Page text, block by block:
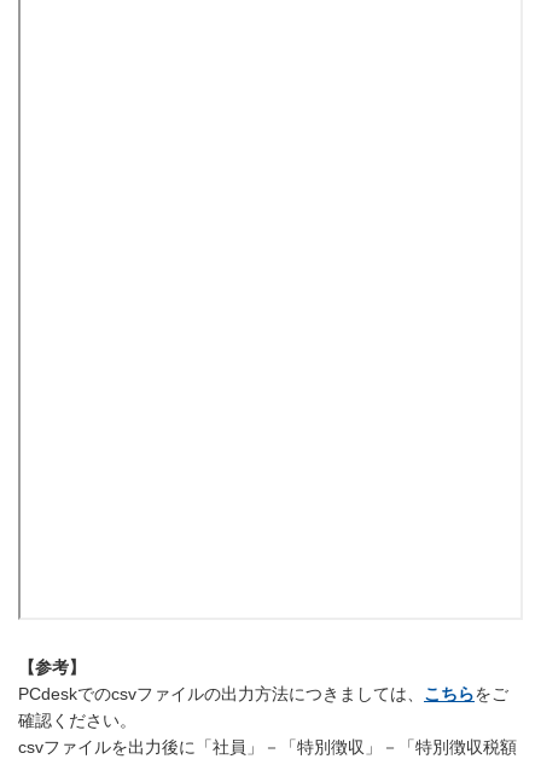
【参考】
PCdeskでのcsvファイルの出力方法につきましては、 こちらをご
確認ください。
csvファイルを出力後に「社員」－「特別徴収」－「特別徴収税額